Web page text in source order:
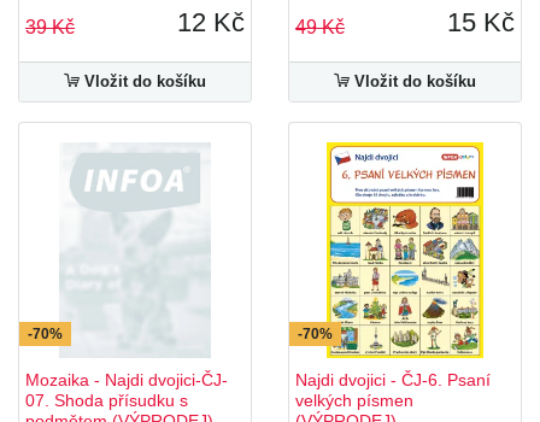
39 Kč 12 Kč
Vložit do košíku
49 Kč 15 Kč
Vložit do košíku
-70%
Mozaika - Najdi dvojici-ČJ-
07. Shoda přísudku s
-70%
Najdi dvojici - ČJ-6. Psaní
velkých písmen